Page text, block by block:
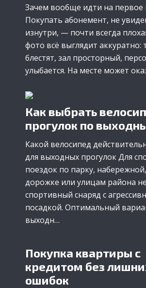
Зачем вообще идти на первое
Покупать абонемент, не
изнутри, — почти всегда
фото всё выглядит аккуратно:
блестят, зал просторный,
улыбается. На месте может
Как выбрать
прогулок по
Какой велосипед
для выходных прогулок Для
поездок по парку,
дорожке или улицам района
спортивный снаряд с
посадкой. Оптимальный
выходн…
Покупка квартиры с
кредитом без
ошибок